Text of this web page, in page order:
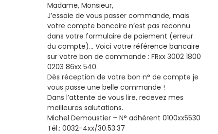
Madame, Monsieur,
J’essaie de vous passer commande, mais
votre compte bancaire n’est pas reconnu
dans votre formulaire de paiement (erreur
du compte)… Voici votre référence bancaire
sur votre bon de commande : FRxx 3002 1800
0203 86xx 540.
Dès réception de votre bon n° de compte je
vous passe une belle commande !
Dans l’attente de vous lire, recevez mes
meilleures salutations.
Michel Demoustier – N° adhérent 0100xx5530
Tél.: 0032-4xx/30.53.37